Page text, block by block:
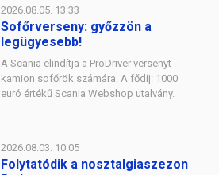
2026.08.05. 13:33
Sofőrverseny: győzzön a
legügyesebb!
A Scania elindítja a ProDriver versenyt
kamion sofőrök számára. A fődíj: 1000
euró értékű Scania Webshop utalvány.
2026.08.03. 10:05
Folytatódik a nosztalgiaszezon